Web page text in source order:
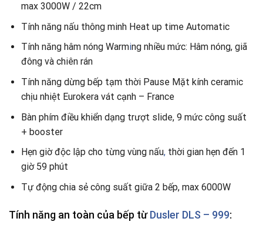
max 3000W / 22cm
Tính năng nấu thông minh Heat up time Automatic
Tính năng hâm nóng Warming nhiều mức: Hâm nóng, giã
đông và chiên rán
Tính năng dừng bếp tạm thời Pause Mặt kính ceramic
chịu nhiệt Eurokera vát cạnh – France
Bàn phím điều khiển dạng trượt slide, 9 mức công suất
+ booster
Hẹn giờ độc lập cho từng vùng nấu,thời gian hẹn đến 1
giờ 59 phút
Tự động chia sẻ công suất giữa 2 bếp, max 6000W
Tính năng an toàn của bếp từDusler DLS – 999: